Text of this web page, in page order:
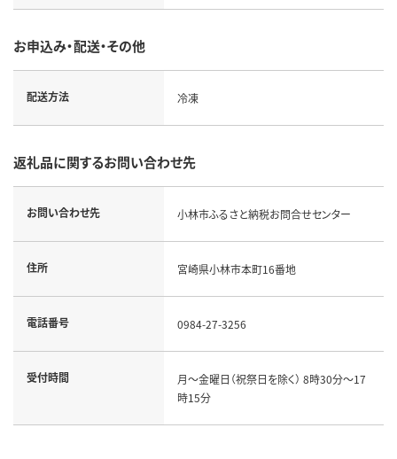
お申込み・配送・その他
配送方法 冷凍
返礼品に関するお問い合わせ先
お問い合わせ先 小林市ふるさと納税お問合せセンター
住所 宮崎県小林市本町16番地
電話番号 0984-27-3256
受付時間
月～金曜日（祝祭日を除く） 8時30分～17
時15分